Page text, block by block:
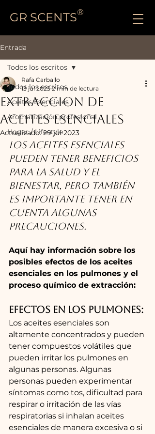
GR SCENTS®
Entrada
Todos los escritos
Aceites Esenciales
Aromatización profesional
Hogar / Lifestyle
Todos los escritos
EXTRACCION DE
ACEITES ESENCIALES
Rafa Carballo
13 jul 2023 2 min de lectura
Actualizado:29 jul 2023
Los aceites esenciales
pueden tener beneficios
para la salud y el
bienestar, pero también
es importante tener en
cuenta algunas
precauciones.
Aquí hay información sobre los
posibles efectos de los aceites
esenciales en los pulmones y el
proceso químico de extracción:
Efectos en los pulmones:
Los aceites esenciales son
altamente concentrados y pueden
tener compuestos volátiles que
pueden irritar los pulmones en
algunas personas. Algunas
personas pueden experimentar
síntomas como tos, dificultad para
respirar o irritación de las vías
respiratorias si inhalan aceites
esenciales de manera excesiva o si